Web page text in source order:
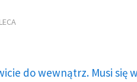
do wewnątrz. Musi się